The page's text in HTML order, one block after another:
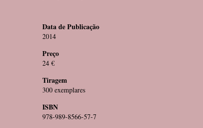
Data de Publicação
2014
Preço
24 €
Tiragem
300 exemplares
ISBN
978-989-8566-57-7